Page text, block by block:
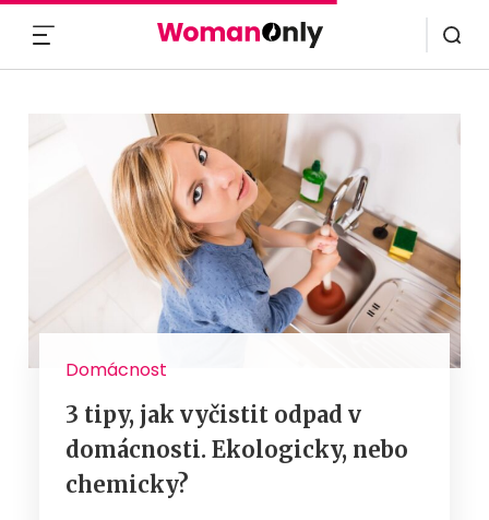
Domácnost
3 tipy, jak vyčistit odpad v
domácnosti. Ekologicky, nebo
chemicky?